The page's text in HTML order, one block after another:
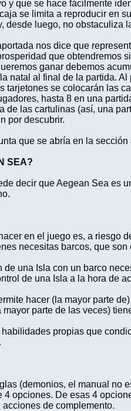
y que se hace fácilmente
se limita a reproducir en
desde luego, no obstaculiza
nos dice que
que
ganar debemos
natal al final de la partida.
tarjetones se colocarán las
hasta 8 en una
de las cartulinas (así, una
por descubrir.
que se abría en la sección
SEA?
decir que Aegean Sea es
en el juego es, a riesgo
necesitas barcos, que
de una Isla con un barco
de una Isla a la hora de
hacer (la mayor parte
parte de las veces)
propias que
(demonios, el manual no
opciones. De esas 4
de complemento.